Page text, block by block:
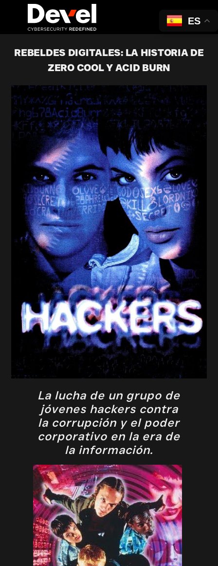
REBELDES DIGITALES: LA HISTORIA DE
ZERO COOL Y ACID BURN
La lucha de un grupo de
jóvenes hackers contra
la corrupción y el poder
corporativo en la era de
la información.
ES